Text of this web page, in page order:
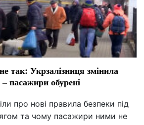
так: Укрзалізниця змінила
пасажири обурені
про нові правила безпеки під
та чому пасажири ними не